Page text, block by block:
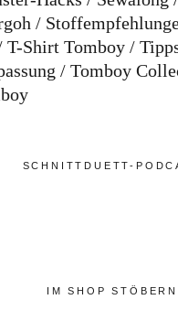
T-Shirt Tomboy
Tomboy
SCHNITTDUETT-
IM SHOP STÖBERN